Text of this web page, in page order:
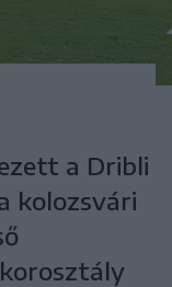
a Dribli
kolozsvári